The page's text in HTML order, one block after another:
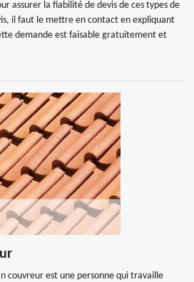
assurer la fiabilité de devis de ces types de
il faut le mettre en contact en expliquant
demande est faisable gratuitement et
couvreur est une personne qui travaille